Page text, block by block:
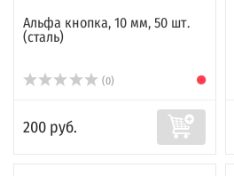
Альфа кнопка, 10 мм, 50 шт.
(сталь)
(0)
200 руб.